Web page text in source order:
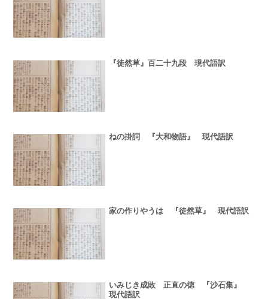
『徒然草』百二十九段 現代語訳
ねの掛詞 『大和物語』 現代語訳
家の作りやうは 『徒然草』 現代語訳
いみじき成敗 正直の徳 『沙石集』
現代語訳